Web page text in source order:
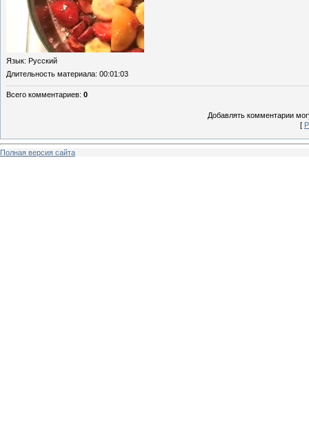
Язык: Русский
Длительность материала: 00:01:03
Всего комментариев: 0
Добавлять комментарии
[
Полная версия сайта